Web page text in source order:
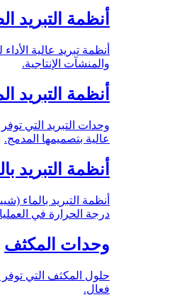
أنظمة التبريد
أنظمة تبريد عالية
والمنشآت الإنتاجية.
أنظمة التبريد
وحدات التبريد التي
عالية بتصميمها المدمج.
أنظمة التبريد
أنظمة التبريد بالماء
درجة الحرارة في
وحدات المكثف
حلول المكثف التي توفر
فعال.